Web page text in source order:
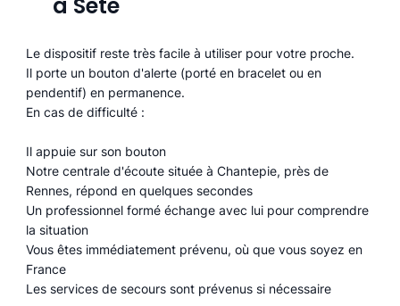
Le dispositif reste très facile à utiliser pour votre proche.
Il porte un bouton d'alerte (porté en bracelet ou en
pendentif) en permanence.
En cas de difficulté :
Il appuie sur son bouton
Notre centrale d'écoute située à Chantepie, près de
Rennes, répond en quelques secondes
Un professionnel formé échange avec lui pour comprendre
la situation
Vous êtes immédiatement prévenu, où que vous soyez en
France
Les services de secours sont prévenus si nécessaire